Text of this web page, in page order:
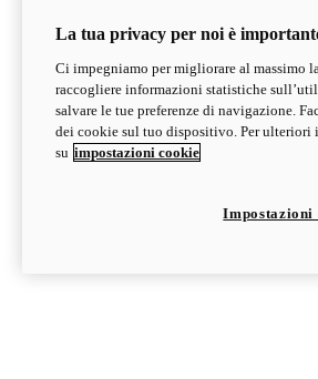
La tua privacy per noi è
Ci impegniamo per migliorare al massimo
raccogliere informazioni statistiche
salvare le tue preferenze di navigazione.
dei cookie sul tuo dispositivo. Per ulteriori
su impostazioni cookie
Impostazioni